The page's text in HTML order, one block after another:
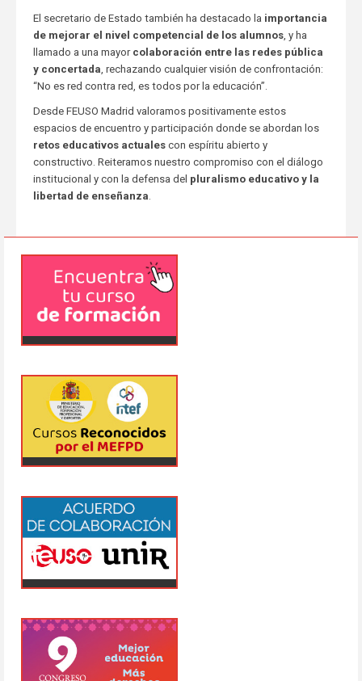
El secretario de Estado también ha destacado la importancia
de mejorar el nivel competencial de los alumnos, y ha
llamado a una mayor colaboración entre las redes pública
y concertada , rechazando cualquier visión de confrontación:
“No es red contra red, es todos por la educación”.
Desde FEUSO Madrid valoramos positivamente estos
espacios de encuentro y participación donde se abordan los
retos educativos actualescon espíritu abierto y
constructivo. Reiteramos nuestro compromiso con el diálogo
institucional y con la defensa del pluralismo educativo y la
libertad de enseñanza